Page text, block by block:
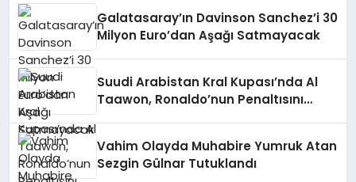
Galatasaray’ın Davinson Sanchez’i 30
Milyon Euro’dan Aşağı Satmayacak
Suudi Arabistan Kral Kupası’nda Al
Taawon, Ronaldo’nun Penaltısını
Vahim Olayda Muhabire Yumruk Atan
Sezgin Gülnar Tutuklandı